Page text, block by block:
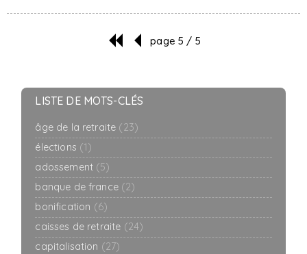
page 5 / 5
LISTE DE MOTS-CLÉS
âge de la retraite (23)
élections (1)
adossement (5)
banque de france (2)
bonification (6)
caisses de retraite (24)
capitalisation (27)